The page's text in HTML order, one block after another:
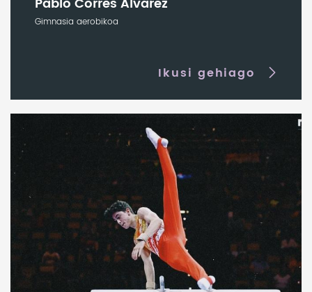
Gimnasia aerobikoa
Ikusi gehiago